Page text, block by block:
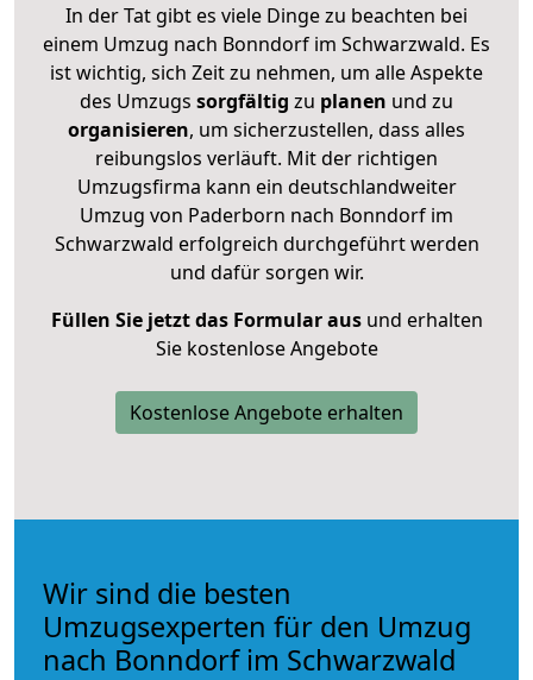
In der Tat gibt es viele Dinge zu beachten bei
einem Umzug nach Bonndorf im Schwarzwald. Es
ist wichtig, sich Zeit zu nehmen, um alle Aspekte
des Umzugs sorgfältig zu planen und zu
organisieren, um sicherzustellen, dass alles
reibungslos verläuft. Mit der richtigen
Umzugsfirma kann ein deutschlandweiter
Umzug von Paderborn nach Bonndorf im
Schwarzwald erfolgreich durchgeführt werden
und dafür sorgen wir.
Füllen Sie jetzt das Formular ausund erhalten
Sie kostenlose Angebote
Kostenlose Angebote erhalten
Wir sind die besten
Umzugsexperten für den Umzug
nach Bonndorf im Schwarzwald